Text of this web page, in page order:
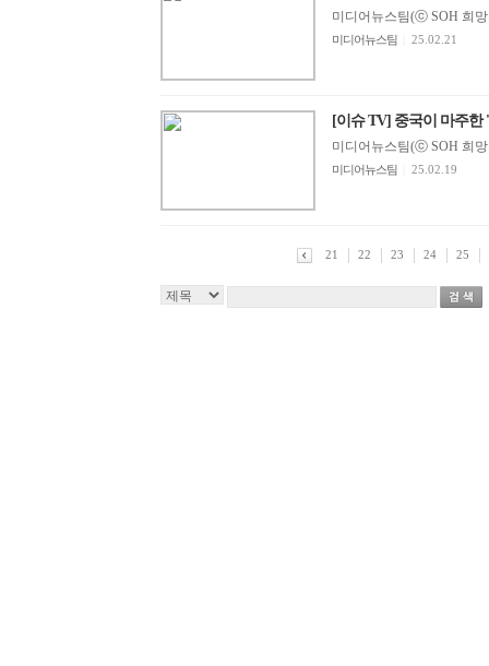
미디어뉴스팀(ⓒ SOH 희망
미디어뉴스팀 25.02.21
[이슈 TV] 중국이 마주한
미디어뉴스팀(ⓒ SOH 희망
미디어뉴스팀 25.02.19
21 22 23 24 25